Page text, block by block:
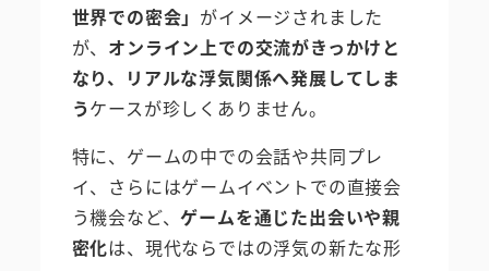
世界での密会」 がイメージされました
が、 オンライン上での交流がきっかけと
なり、リアルな浮気関係へ発展してしま
うケースが珍しくありません。
特に、ゲームの中での会話や共同プレ
イ、さらにはゲームイベントでの直接会
う機会など、ゲームを通じた出会いや親
密化は、現代ならではの浮気の新たな形